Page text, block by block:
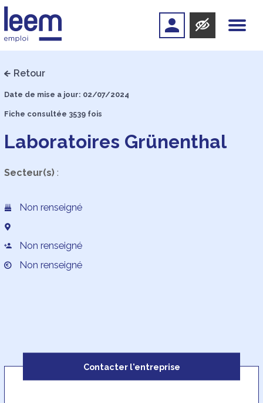
Retour
Date de mise a jour: 02/07/2024
Fiche consultée 3539 fois
Laboratoires Grünenthal
Secteur(s):
Non renseigné
Non renseigné
Non renseigné
Contacter l'entreprise